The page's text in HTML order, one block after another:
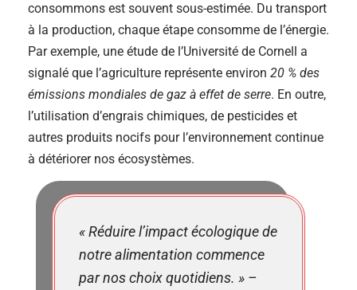
consommons est souvent sous-estimée. Du transport
à la production, chaque étape consomme de l’énergie.
Par exemple, une étude de l’Université de Cornell a
signalé que l’agriculture représente environ 20 % des
émissions mondiales de gaz à effet de serre. En outre,
l’utilisation d’engrais chimiques, de pesticides et
autres produits nocifs pour l’environnement continue
à détériorer nos écosystèmes.
« Réduire l’impact écologique de
notre alimentation commence
par nos choix quotidiens. » –